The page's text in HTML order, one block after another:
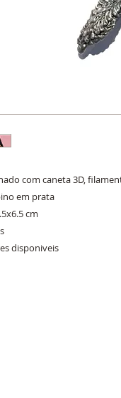
com caneta 3D,
em prata
cm
disponiveis